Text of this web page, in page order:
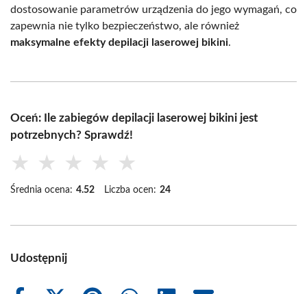
dostosowanie parametrów urządzenia do jego wymagań, co
zapewnia nie tylko bezpieczeństwo, ale również
maksymalne efekty depilacji laserowej bikini.
Oceń: Ile zabiegów depilacji laserowej bikini jest
potrzebnych? Sprawdź!
★ ★ ★ ★ ★
Średnia ocena: 4.52 Liczba ocen: 24
Udostępnij